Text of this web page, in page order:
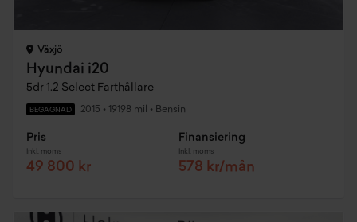
Växjö
Hyundai i20
5dr 1.2 Select Farthållare
BEGAGNAD 2015 • 19198 mil • Bensin
Pris
Inkl. moms
49 800 kr
Finansiering
Inkl. moms
578 kr/mån